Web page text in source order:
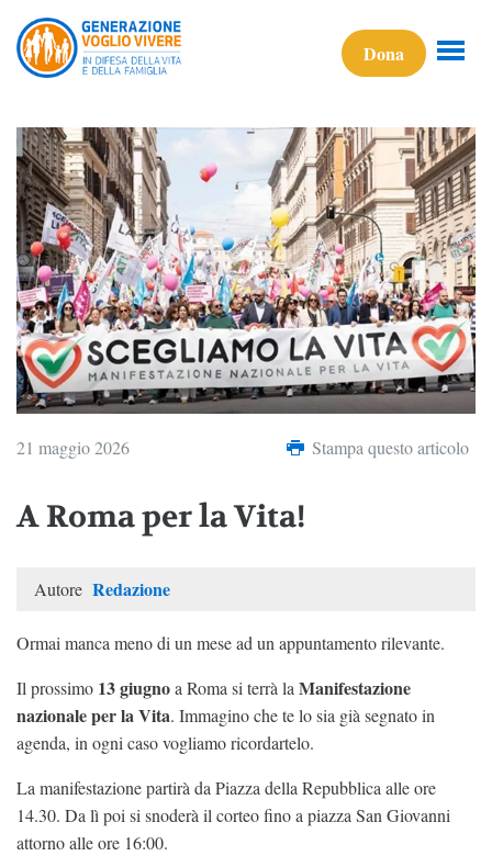
Dona
21 maggio 2026 Stampa questo articolo
A Roma per la Vita!
Autore Redazione
Ormai manca meno di un mese ad un appuntamento rilevante.
Il prossimo 13 giugnoa Roma si terrà la Manifestazione
nazionale per la Vita. Immagino che te lo sia già segnato in
agenda, in ogni caso vogliamo ricordartelo.
La manifestazione partirà da Piazza della Repubblica alle ore
14.30. Da lì poi si snoderà il corteo fino a piazza San Giovanni
attorno alle ore 16:00.